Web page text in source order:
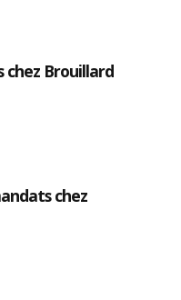
chez Brouillard
chez